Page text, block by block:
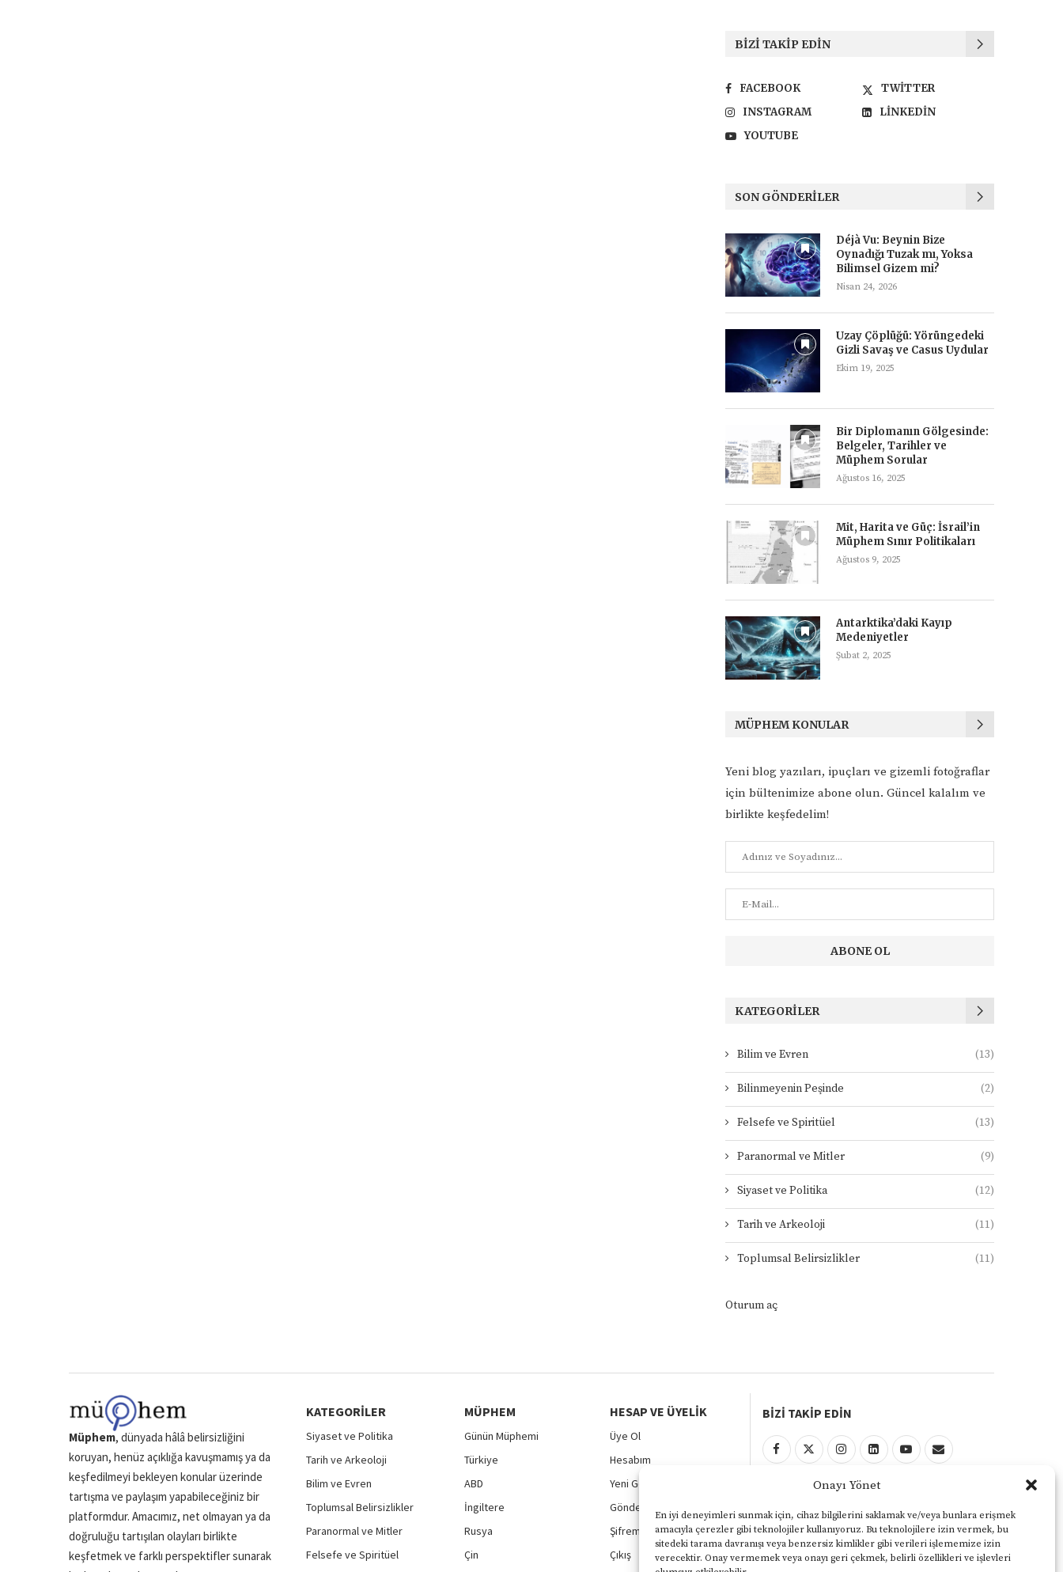
Onayı Yönet
En iyi deneyimleri sunmak için, cihaz bilgilerini saklamak ve/veya bunlara erişmek
amacıyla çerezler gibi teknolojiler kullanıyoruz. Bu teknolojilere izin vermek, bu
sitedeki tarama davranışı veya benzersiz kimlikler gibi verileri işlememize izin
verecektir. Onay vermemek veya onayı geri çekmek, belirli özellikleri ve işlevleri
BIZI TAKIP EDIN
FACEBOOK
TWITTER
INSTAGRAM
LINKEDIN
YOUTUBE
SON GÖNDERILER
Déjà Vu: Beynin Bize
Oynadığı Tuzak mı, Yoksa
Bilimsel Gizem mi?
Nisan 24, 2026
Uzay Çöplüğü: Yörüngedeki
Gizli Savaş ve Casus Uydular
Ekim 19, 2025
Bir Diplomanın Gölgesinde:
Belgeler, Tarihler ve
Müphem Sorular
Ağustos 16, 2025
Mit, Harita ve Güç: İsrail’in
Müphem Sınır Politikaları
Ağustos 9, 2025
Antarktika’daki Kayıp
Medeniyetler
Şubat 2, 2025
MÜPHEM KONULAR
Yeni blog yazıları, ipuçları ve gizemli fotoğraflar
için bültenimize abone olun. Güncel kalalım ve
birlikte keşfedelim!
KATEGORILER
Bilim ve Evren (13)
Bilinmeyenin Peşinde (2)
Felsefe ve Spiritüel (13)
Paranormal ve Mitler (9)
Siyaset ve Politika (12)
Tarih ve Arkeoloji (11)
Toplumsal Belirsizlikler (11)
Oturum aç
Müphem, dünyada hâlâ belirsizliğini
koruyan, henüz açıklığa kavuşmamış ya da
keşfedilmeyi bekleyen konular üzerinde
tartışma ve paylaşım yapabileceğiniz bir
platformdur. Amacımız, net olmayan ya da
doğruluğu tartışılan olayları birlikte
keşfetmek ve farklı perspektifler sunarak
KATEGORILER
Siyaset ve Politika
Tarih ve Arkeoloji
Bilim ve Evren
Toplumsal Belirsizlikler
Paranormal ve Mitler
Felsefe ve Spiritüel
MÜPHEM
Günün Müphemi
Türkiye
ABD
İngiltere
Rusya
Çin
HESAP VE ÜYELIK
Üye Ol
Hesabım
Yeni Gönderi
Gönderilerim
Şifremi Unuttum
Çıkış
BİZİ TAKİP EDİN
KULLANIM ŞARTLARI
Gizlilik ve Çerezler Politikası
Yasal Uyarı
KVKK Aydınlatma Metni